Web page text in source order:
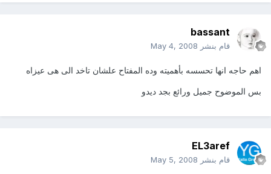
bassant
قام بنشر May 4, 2008
اهم حاجه انها تحسسه بأهميته وده المفتاح علشان تاخد الى هى عيزاه
بس الموضوح جميل ورائع بجد ديدو
EL3aref
قام بنشر May 5, 2008